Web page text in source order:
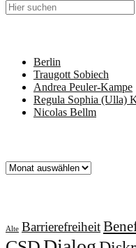
Berlin
Traugott Sobiech
Andrea Peuler-Kampe
Regula Sophia (Ulla)
Nicolas Bellm
Archiv
Alte Barrierefreiheit